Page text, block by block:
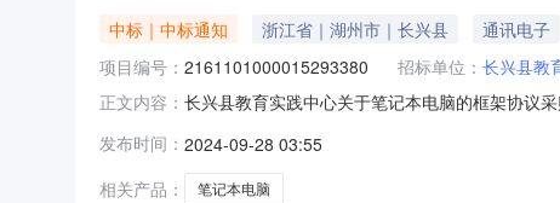
中标｜中标通知 浙江省｜湖州市｜长兴县 通讯电子
项目编号： 2161101000015293380 招标单位： 长兴县教
正文内容： 长兴县教育实践中心关于笔记本电脑的框架协议
10300.0项目所在行政区划编码:330522项目所在
发布时间： 2024-09-28 03:55
相关产品：
笔记本电脑